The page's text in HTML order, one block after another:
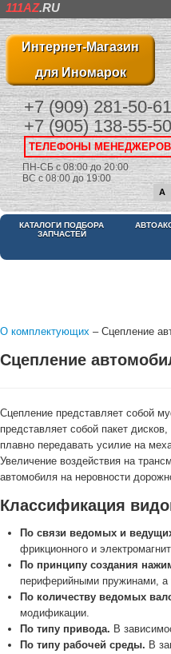
111AZ.RU
Интернет-Магазин
для Иномарок
+7 (909) 281-50-61
+7 (905) 138-55-50
ТЕЛЕФОНЫ МЕНЕДЖЕРОВ
ПН-СБ с 08:00 до 20:00
ВС с 08:00 до 19:00
А
КАТАЛОГИ ПОДБОРА
ЗАПЧАСТЕЙ
О комплектующих – Сцепление
Сцепление
Сцепление представляет собой
представляет собой пакет
плавно передавать усилие на
Увеличение воздействия на
автомобиля на неровности
Классификация
По связи ведомых и
фрикционного и
По принципу создания
периферийными пружинами, а
По количеству ведомых
модификации.
По типу привода. В
По типу рабочей среды. В